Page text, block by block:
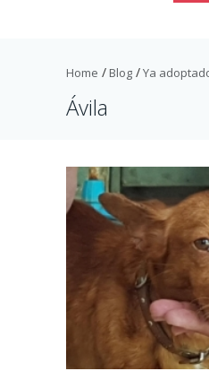
Home Blog Ya
Ávila